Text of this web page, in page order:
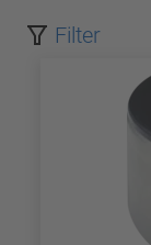
Filter